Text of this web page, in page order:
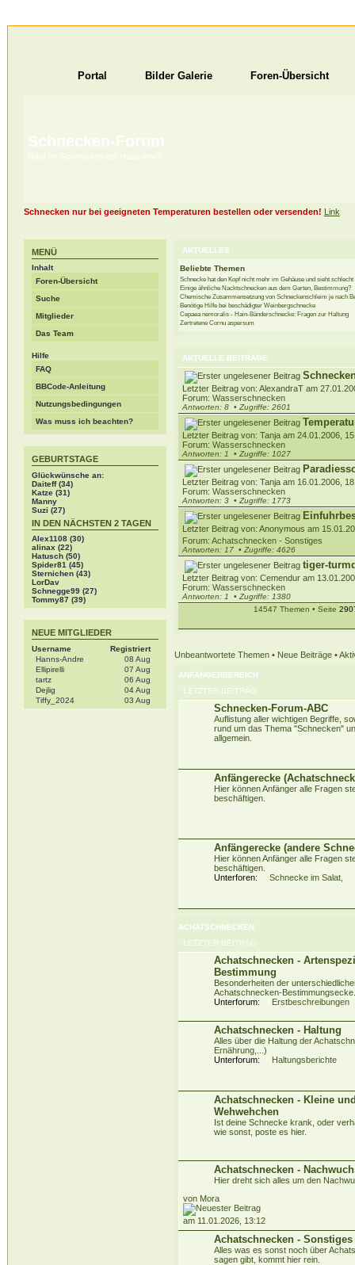
Portal Bilder Galerie Foren-Übersicht
Schnecken-Forum
Habt ihr Schnecken als Haustiere?
Schnecken nur bei geeigneten Temperaturen bestellen oder versenden! Link
MENÜ
Inhalt
Foren-Übersicht
Suche
Mitglieder
Das Team
Hilfe
FAQ
BBCode-Anleitung
Nutzungsbedingungen
Was muss ich beachten?
GEBURTSTAGE
Glückwünsche an:
Daiteff (34)
Katze (31)
Manny
Suzi (27)
IN DEN NÄCHSTEN 2 TAGEN
Alex1108(30)
alinax (22)
Hatusch(50)
Spider81 (45)
Sternichen(43)
LorDav
Schnegge99(27)
Tommy87(39)
NEUE MITGLIEDER
Username
Registriert
Hanns-Andre
08 Aug
Ellipirelli
07 Aug
tartz
06 Aug
Dejlig
04 Aug
Tiffy_2024
03 Aug
AKTUELLES
Beliebte Themen
Schnecke hat den Kopf nicht mehr im Gehäuse und sieht schlecht
Einige ähnliche Nacktschnecken aus dem Garten, Bestimmung?
Chemische Zusammensetzung von Schneckenschleim je nach
Benötige Hilfe bei beschädigter Weinbergschnecke
Cepaea nemoralis - Hain-Bänderschnecke: Fragen zur Haltung
Zertretene Cornu aspersum
AKTUELLE BEITRÄGE
Letzter Beitrag von: AlexandraT am
Forum: Wasserschnecken
Antworten: 8 • Zugriffe: 2601
Letzter Beitrag von: Tanja am 24.01.2006,
Forum: Wasserschnecken
Antworten: 1 • Zugriffe: 1027
Letzter Beitrag von: Tanja am 16.01.2006,
Forum: Wasserschnecken
Antworten: 3 • Zugriffe: 1773
Letzter Beitrag von: Anonymous am
Forum: Achatschnecken - Sonstiges
Antworten: 17 • Zugriffe: 4626
tiger-
Letzter Beitrag von: Cemendur am
Forum: Wasserschnecken
Antworten: 1
• Zugriffe: 1380
14547 Themen • Seite
Unbeantwortete Themen• Neue Beiträge•
ANFÄNGERBEREICH
LETZTER BEITRAG
Schnecken-Forum-ABC
Auflistung aller wichtigen Begriffe,
rund um das Thema "Schnecken"
allgemein.
Anfängerecke
Hier können Anfänger alle Fragen
beschäftigen.
Anfängerecke (andere
Hier können Anfänger alle Fragen
beschäftigen.
Unterforen:
Schnecke im Salat,
ACHATSCHNECKEN
LETZTER BEITRAG
Achatschnecken -
Bestimmung
Besonderheiten der
Achatschnecken-Bestimmungsecke.
Unterforum:
Erstbeschreibungen
Achatschnecken - Haltung
Alles über die Haltung der
Ernährung,...)
Unterforum:
Haltungsberichte
Achatschnecken - Kleine
Wehwehchen
Ist deine Schnecke krank, oder
wie sonst, poste es hier.
Achatschnecken -
Hier dreht sich alles um den
von Mora
am 11.01.2026, 13:12
Achatschnecken - Sonstiges
Alles was es sonst noch über
sagen gibt, kommt hier rein.